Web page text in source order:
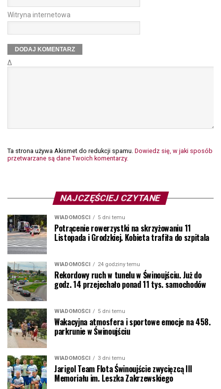
Witryna internetowa
Δ
Ta strona używa Akismet do redukcji spamu. Dowiedz się, w jaki sposób
przetwarzane są dane Twoich komentarzy.
NAJCZĘŚCIEJ CZYTANE
WIADOMOŚCI 5 dni temu
Potrącenie rowerzystki na skrzyżowaniu 11
Listopada i Grodzkiej. Kobieta trafiła do szpitala
WIADOMOŚCI 24 godziny temu
Rekordowy ruch w tunelu w Świnoujściu. Już do
godz. 14 przejechało ponad 11 tys. samochodów
WIADOMOŚCI 5 dni temu
Wakacyjna atmosfera i sportowe emocje na 458.
parkrunie w Świnoujściu
WIADOMOŚCI 3 dni temu
Jarigol Team Flota Świnoujście zwycięzcą III
Memoriału im. Leszka Zakrzewskiego